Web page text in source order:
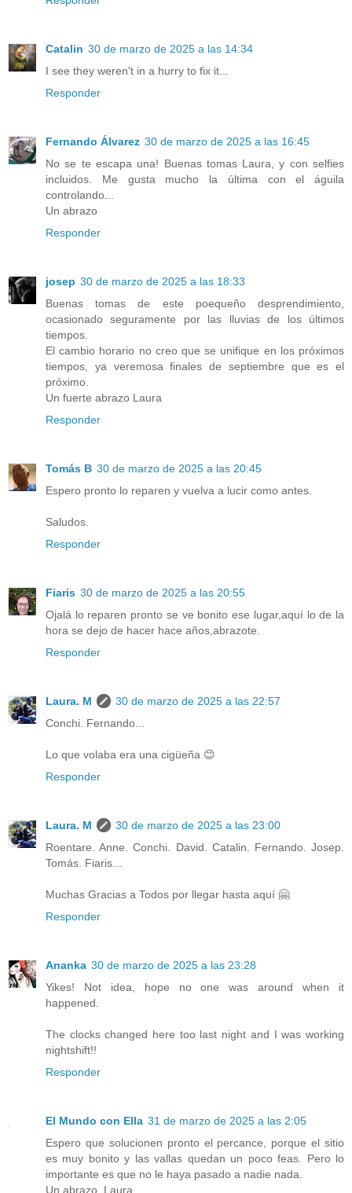
Catalin 30 de marzo de 2025 a las 14:34
I see they weren't in a hurry to fix it...
Responder
Fernando Álvarez 30 de marzo de 2025 a las 16:45
No se te escapa una! Buenas tomas Laura, y con selfies
incluidos. Me gusta mucho la última con el águila
controlando...
Un abrazo
Responder
josep 30 de marzo de 2025 a las 18:33
Buenas tomas de este poequeño desprendimiento,
ocasionado seguramente por las lluvias de los últimos
tiempos.
El cambio horario no creo que se unifique en los próximos
tiempos, ya veremosa finales de septiembre que es el
próximo.
Un fuerte abrazo Laura
Responder
Tomás B 30 de marzo de 2025 a las 20:45
Espero pronto lo reparen y vuelva a lucir como antes.
Saludos.
Responder
Fiaris 30 de marzo de 2025 a las 20:55
Ojalá lo reparen pronto se ve bonito ese lugar,aquí lo de la
hora se dejo de hacer hace años,abrazote.
Responder
Laura. M
30 de marzo de 2025 a las 22:57
Conchi. Fernando...
Lo que volaba era una cigüeña 😊
Responder
Laura. M
30 de marzo de 2025 a las 23:00
Roentare. Anne. Conchi. David. Catalin. Fernando. Josep.
Tomás. Fiaris...
Muchas Gracias a Todos por llegar hasta aquí 🤗
Responder
Ananka 30 de marzo de 2025 a las 23:28
Yikes! Not idea, hope no one was around when it
happened.
The clocks changed here too last night and I was working
nightshift!!
Responder
El Mundo con Ella 31 de marzo de 2025 a las 2:05
Espero que solucionen pronto el percance, porque el sitio
es muy bonito y las vallas quedan un poco feas. Pero lo
importante es que no le haya pasado a nadie nada.
Un abrazo, Laura